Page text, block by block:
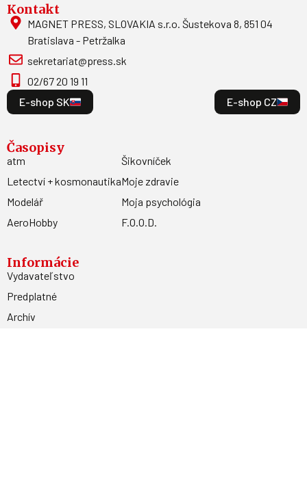
Kontakt
MAGNET PRESS, SLOVAKIA s.r.o. Šustekova 8, 851 04
Bratislava - Petržalka
sekretariat@press.sk
02/67 20 19 11
E-shop SK
E-shop CZ
Časopisy
atm
Letectví + kosmonautika
Modelář
AeroHobby
Šikovníček
Moje zdravie
Moja psychológia
F.O.O.D.
Informácie
Vydavateľstvo
Predplatné
Archív